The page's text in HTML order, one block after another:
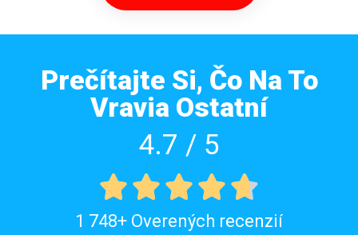
Prečítajte Si, Čo Na To
Vravia Ostatní
4.7 / 5

1 748+ Overených recenzií